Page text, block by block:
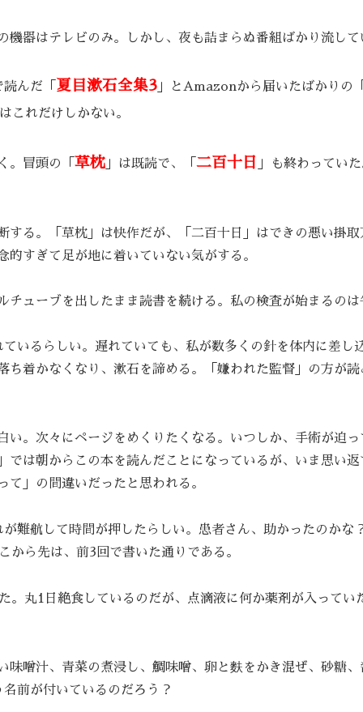
機器はテレビのみ。しかし、夜も詰まらぬ番組ばかり流し
んだ「 夏目漱石全集3 」とAmazonから届いたばかりの
これだけしかない。
。冒頭の「 草枕 」は既読で、「 二百十日 」も終わってい
する。「草枕」は快作だが、「二百十日」はできの悪い掛
すぎて足が地に着いていない気がする。
チューブを出したまま読書を続ける。私の検査が始まるの
いるらしい。遅れていても、私が数多くの針を体内に差し
ち着かなくなり、漱石を諦める。「嫌われた監督」の方が
い。次々にページをめくりたくなる。いつしか、手術が迫
では朝からこの本を読んだことになっているが、いま思い
」の間違いだったと思われる。
難航して時間が押したらしい。患者さん、助かったのか
から先は、前3回で書いた通りである。
。丸1日絶食しているのだが、点滴液に何か薬剤が入ってい
味噌汁、青菜の煮浸し、鯛味噌、卵と麩をかき混ぜ、砂糖
前が付いているのだろう？